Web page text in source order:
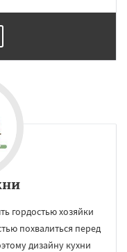
гордостью хозяйки
похвалиться перед
дизайну кухни
данных